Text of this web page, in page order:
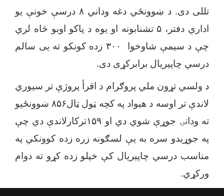
تللی دی. د ښوونځي دغه وداني ۸درسې خونې یو
اداري دفتر، ۵تشنابونه او یوه د پاکو اوبو څاه لري
چې د سیمې شاوخوا
۳۰۰زده کونکو ته یی سالم
درسي چاپیریال برابرکړی دی.
د ولسي تړون ملي پروګرام د اقرأ پروژې تر سیوري
لاندې تر اوسه د هیواد په کچه ټول ټال۸۵۶ ښوونځیو
ته ودانۍ جوړې شوي دي او ۱۵۹ترکارلاندې دي چې
په جوړیدو سره به یې لسګونه زره زده کوونکي په
مناسب درسي چاپېریال کې خپلو زده کړو ته دوام
ورکړي.